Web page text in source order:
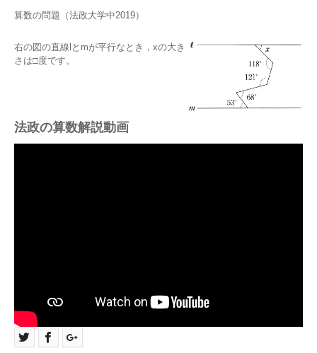
算数の問題（法政大学中2019）
右の図の直線lとmが平行なとき，xの大き
さは□度です。
法政の算数解説動画